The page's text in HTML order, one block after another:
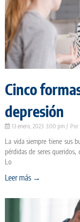
Cinco
depresión
13 enero, 2023 3:00 pm
La vida siempre tiene sus
pérdidas de seres queridos,
Lo
Leer más →